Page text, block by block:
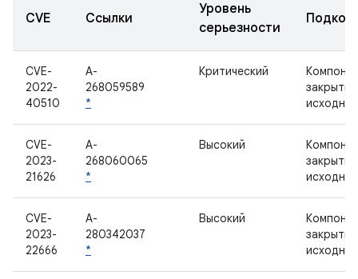
CVE Ссылки
Уровень
серьезности
CVE-
2022-
40510
A-
268059589
*
Критический
закрытым
CVE-
2023-
21626
A-
268060065
*
Высокий
закрытым
CVE-
2023-
22666
A-
280342037
*
Высокий
закрытым